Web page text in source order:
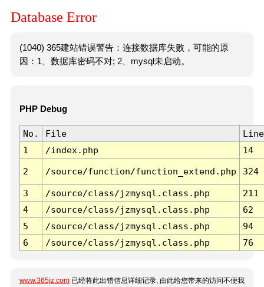
Database Error
(1040) 365建站错误警告：连接数据库失败，可能的原
因：1、数据库密码不对; 2、mysql未启动。
PHP Debug
No. File
Line
1
/index.php 14
2 /source/function/function_extend.php 324
3 /source/class/jzmysql.class.php
211
4
/source/class/jzmysql.class.php
62
5
/source/class/jzmysql.class.php
94
6
/source/class/jzmysql.class.php 76
www.365jz.com 已经将此出错信息详细记录, 由此给您带来的访问不便我